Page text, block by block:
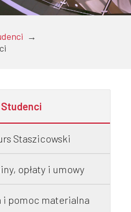
→
Studenci
Staszicowski
opłaty i umowy
i pomoc materialna